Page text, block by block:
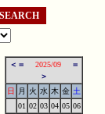
SEARCH
＜＝ 2025/09
＝
＞
日
月 火 水 木 金 土
01 02 03 04 05 06